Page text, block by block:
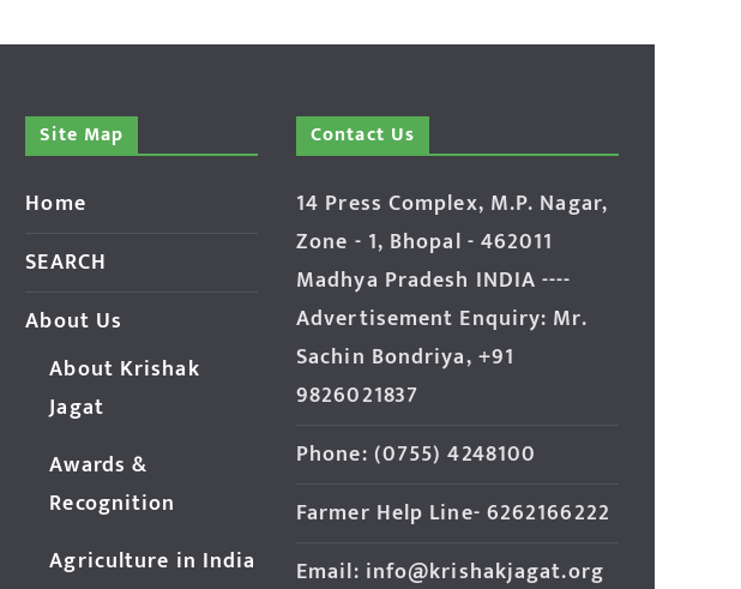
Site Map
Home
SEARCH
About Us
About Krishak
Jagat
Awards &
Recognition
Agriculture in India
Contact Us
14 Press Complex, M.P. Nagar,
Zone - 1, Bhopal - 462011
Madhya Pradesh INDIA ----
Advertisement Enquiry: Mr.
Sachin Bondriya, +91
9826021837
Phone: (0755) 4248100
Farmer Help Line- 6262166222
Email: info@krishakjagat.org